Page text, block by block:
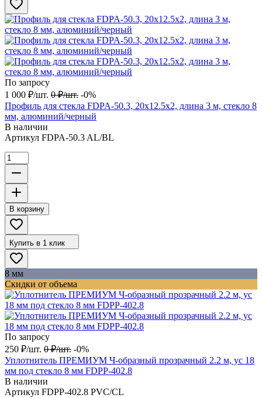
По запросу
1 000 ₽/шт. 0 ₽/шт. -0%
Профиль для стекла FDPA-50.3, 20х12.5х2, длина 3 м, стекло 8
мм, алюминий/черный
В наличии
Артикул FDPA-50.3 AL/BL
В корзину
Купить в 1 клик
8 мм
Скидки от объема
По запросу
250 ₽/шт. 0 ₽/шт. -0%
Уплотнитель ПРЕМИУМ Ч-образный прозрачный 2.2 м, ус 18
мм под стекло 8 мм FDPP-402.8
В наличии
Артикул FDPP-402.8 PVC/CL